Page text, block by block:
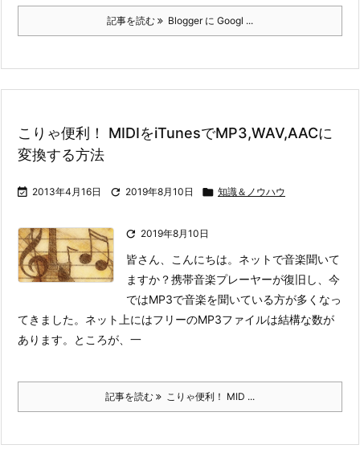
記事を読む Blogger に Googl ...
こりゃ便利！ MIDIをiTunesでMP3,WAV,AACに
変換する方法
 2013年4月16日  2019年8月10日  知識＆ノウハウ
 2019年8月10日
皆さん、こんにちは。ネットで音楽聞いて
ますか？携帯音楽プレーヤーが復旧し、今
ではMP3で音楽を聞いている方が多くなっ
てきました。ネット上にはフリーのMP3ファイルは結構な数が
あります。
ところが、一
記事を読む こりゃ便利！ MID ...